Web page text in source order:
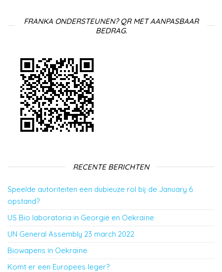
FRANKA ONDERSTEUNEN? QR MET AANPASBAAR
BEDRAG.
RECENTE BERICHTEN
Speelde autoriteiten een dubieuze rol bij de January 6
opstand?
US Bio laboratoria in Georgië en Oekraïne
UN General Assembly 23 march 2022
Biowapens in Oekraïne
Komt er een Europees leger?